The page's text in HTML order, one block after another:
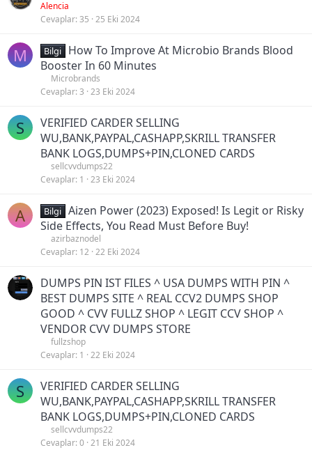
Alencia
Cevaplar 35 25 Eki 2024
M Bilgi
How To Improve At Microbio Brands Blood
Booster In 60 Minutes
Microbrands
Cevaplar 3 23 Eki 2024
S
VERIFIED CARDER SELLING
WU,BANK,PAYPAL,CASHAPP,SKRILL TRANSFER
BANK LOGS,DUMPS+PIN,CLONED CARDS
sellcvvdumps22
Cevaplar 1 23 Eki 2024
A Bilgi Aizen Power (2023) Exposed! Is Legit or Risky
Side Effects, You Read Must Before Buy!
azirbaznodel
Cevaplar 12 22 Eki 2024
DUMPS PIN IST FILES ^ USA DUMPS WITH PIN ^
BEST DUMPS SITE ^ REAL CCV2 DUMPS SHOP
GOOD ^ CVV FULLZ SHOP ^ LEGIT CCV SHOP ^
VENDOR CVV DUMPS STORE
fullzshop
Cevaplar 1 22 Eki 2024
S
VERIFIED CARDER SELLING
WU,BANK,PAYPAL,CASHAPP,SKRILL TRANSFER
BANK LOGS,DUMPS+PIN,CLONED CARDS
sellcvvdumps22
Cevaplar 0 21 Eki 2024